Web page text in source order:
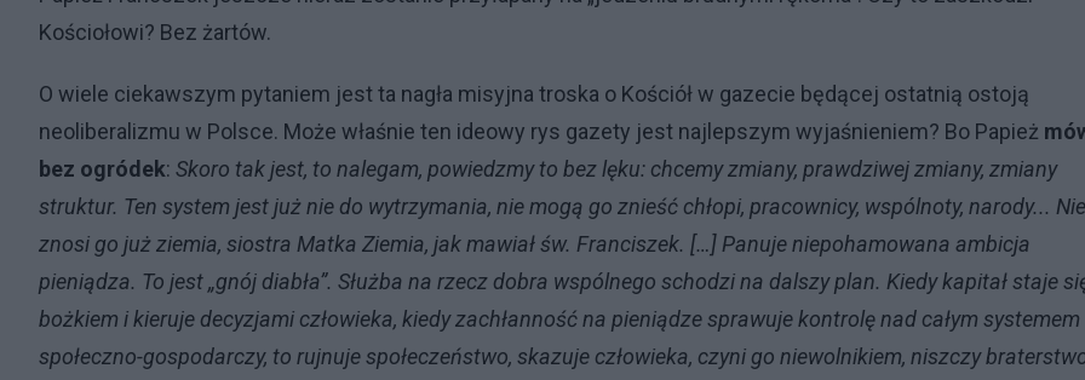
Kościołowi? Bez żartów.
O wiele ciekawszym pytaniem jest ta nagła misyjna troska o Kościół w gazecie będącej ostatnią ostoją
neoliberalizmu w Polsce. Może właśnie ten ideowy rys gazety jest najlepszym wyjaśnieniem? Bo Papież
bez ogródek: Skoro tak jest, to nalegam, powiedzmy to bez lęku: chcemy zmiany, prawdziwej zmiany, zmiany
struktur. Ten system jest już nie do wytrzymania, nie mogą go znieść chłopi, pracownicy, wspólnoty, narody... Nie
znosi go już ziemia, siostra Matka Ziemia, jak mawiał św. Franciszek. […] Panuje niepohamowana ambicja
pieniądza. To jest „gnój diabła”. Służba na rzecz dobra wspólnego schodzi na dalszy plan. Kiedy kapitał staje
bożkiem i kieruje decyzjami człowieka, kiedy zachłanność na pieniądze sprawuje kontrolę nad całym systemem
społeczno-gospodarczy, to rujnuje społeczeństwo, skazuje człowieka, czyni go niewolnikiem, niszczy